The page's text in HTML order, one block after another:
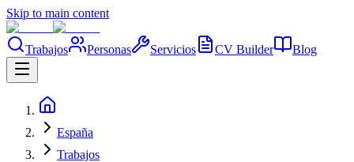
Skip to main content
Trabajos Personas Servicios CV Builder Blog
España
Trabajos